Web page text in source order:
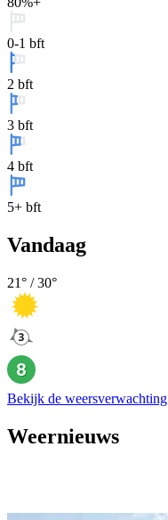
0-1 bft
2 bft
3 bft
4 bft
5+ bft
Vandaag
21° /30°
Bekijk de weersverwachting
Weernieuws